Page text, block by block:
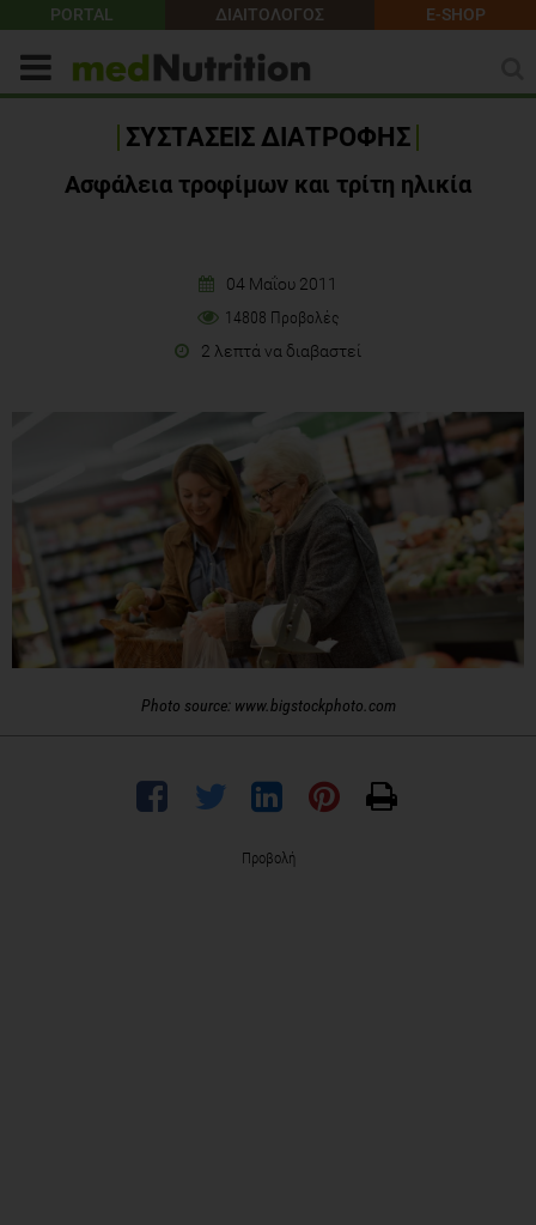
PORTAL ΔΙΑΙΤΟΛΟΓΟΣ E-SHOP
ΣΥΣΤΑΣΕΙΣ ΔΙΑΤΡΟΦΗΣ
Ασφάλεια τροφίμων και τρίτη ηλικία
04 Μαΐου 2011
14808 Προβολές
2 λεπτά να διαβαστεί
Photo source: www.bigstockphoto.com
Προβολή